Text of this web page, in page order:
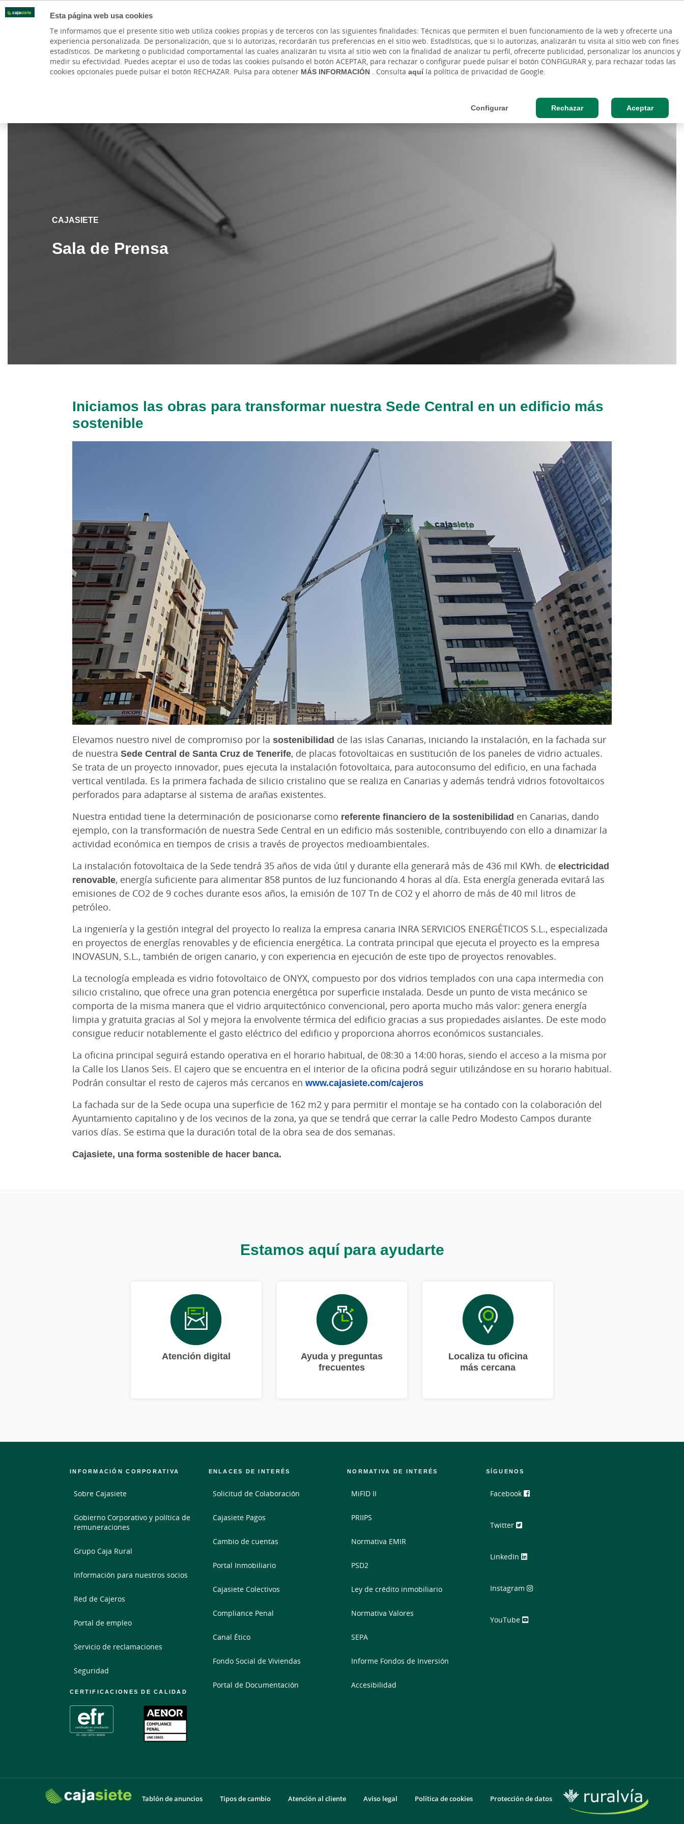
Esta página web usa cookies
Te informamos que el presente sitio web utiliza cookies propias y de terceros con las siguientes finalidades: Técnicas que permiten el buen funcionamiento de la web y ofrecerte una
experiencia personalizada. De personalización, que si lo autorizas, recordarán tus preferencias en el sitio web. Estadísticas, que si lo autorizas, analizarán tu visita al sitio web con fines
estadísticos. De marketing o publicidad comportamental las cuales analizarán tu visita al sitio web con la finalidad de analizar tu perfil, ofrecerte publicidad, personalizar los anuncios y
medir su efectividad. Puedes aceptar el uso de todas las cookies pulsando el botón ACEPTAR, para rechazar o configurar puede pulsar el botón CONFIGURAR y, para rechazar todas las
cookies opcionales puede pulsar el botón RECHAZAR. Pulsa para obtener MÁS INFORMACIÓN. Consulta aquíla política de privacidad de Google.
Configurar Rechazar Aceptar
DE
PARTICULARES BANCA PRIVADA AUTÓNOMOS Y EMPRENDEDORES EMPRESAS AGRO
CAJASIETE
Sala de Prensa
Iniciamos las obras para transformar nuestra Sede Central en un edificio más
sostenible
Elevamos nuestro nivel de compromiso por la sostenibilidad de las islas Canarias, iniciando la instalación, en la fachada sur
de nuestra Sede Central de Santa Cruz de Tenerife, de placas fotovoltaicas en sustitución de los paneles de vidrio actuales.
Se trata de un proyecto innovador, pues ejecuta la instalación fotovoltaica, para autoconsumo del edificio, en una fachada
vertical ventilada. Es la primera fachada de silicio cristalino que se realiza en Canarias y además tendrá vidrios fotovoltaicos
perforados para adaptarse al sistema de arañas existentes.
Nuestra entidad tiene la determinación de posicionarse como referente financiero de la sostenibilidad en Canarias, dando
ejemplo, con la transformación de nuestra Sede Central en un edificio más sostenible, contribuyendo con ello a dinamizar la
actividad económica en tiempos de crisis a través de proyectos medioambientales.
La instalación fotovoltaica de la Sede tendrá 35 años de vida útil y durante ella generará más de 436 mil KWh. de electricidad
renovable, energía suficiente para alimentar 858 puntos de luz funcionando 4 horas al día. Esta energía generada evitará las
emisiones de CO2 de 9 coches durante esos años, la emisión de 107 Tn de CO2 y el ahorro de más de 40 mil litros de
petróleo.
La ingeniería y la gestión integral del proyecto lo realiza la empresa canaria INRA SERVICIOS ENERGÉTICOS S.L., especializada
en proyectos de energías renovables y de eficiencia energética. La contrata principal que ejecuta el proyecto es la empresa
INOVASUN, S.L., también de origen canario, y con experiencia en ejecución de este tipo de proyectos renovables.
La tecnología empleada es vidrio fotovoltaico de ONYX, compuesto por dos vidrios templados con una capa intermedia con
silicio cristalino, que ofrece una gran potencia energética por superficie instalada. Desde un punto de vista mecánico se
comporta de la misma manera que el vidrio arquitectónico convencional, pero aporta mucho más valor: genera energía
limpia y gratuita gracias al Sol y mejora la envolvente térmica del edificio gracias a sus propiedades aislantes. De este modo
consigue reducir notablemente el gasto eléctrico del edificio y proporciona ahorros económicos sustanciales.
La oficina principal seguirá estando operativa en el horario habitual, de 08:30 a 14:00 horas, siendo el acceso a la misma por
la Calle los Llanos Seis. El cajero que se encuentra en el interior de la oficina podrá seguir utilizándose en su horario habitual.
Podrán consultar el resto de cajeros más cercanos en www.cajasiete.com/cajeros
La fachada sur de la Sede ocupa una superficie de 162 m2 y para permitir el montaje se ha contado con la colaboración del
Ayuntamiento capitalino y de los vecinos de la zona, ya que se tendrá que cerrar la calle Pedro Modesto Campos durante
varios días. Se estima que la duración total de la obra sea de dos semanas.
Cajasiete, una forma sostenible de hacer banca.
Estamos aquí para ayudarte
Atención digital
Ayuda y preguntas
frecuentes
Localiza tu oficina
más cercana
INFORMACIÓN CORPORATIVA
Sobre Cajasiete
Gobierno Corporativo y política de
remuneraciones
Grupo Caja Rural
Información para nuestros socios
Red de Cajeros
Portal de empleo
Servicio de reclamaciones
Seguridad
CERTIFICACIONES DE CALIDAD
ENLACES DE INTERÉS
Solicitud de Colaboración
Cajasiete Pagos
Cambio de cuentas
Portal Inmobiliario
Cajasiete Colectivos
Compliance Penal
Canal Ético
Fondo Social de Viviendas
Portal de Documentación
NORMATIVA DE INTERÉS
MiFID II
PRIIPS
Normativa EMIR
PSD2
Ley de crédito inmobiliario
Normativa Valores
SEPA
Informe Fondos de Inversión
Accesibilidad
SÍGUENOS
Facebook
Twitter
LinkedIn
Instagram
YouTube
Tablón de anuncios Tipos de cambio Atención al cliente Aviso legal Política de cookies Protección de datos